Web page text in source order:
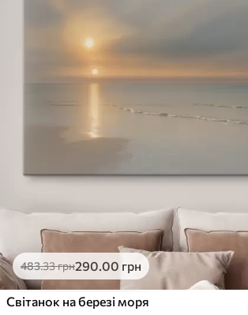
483.33грн290.00 грн
Світанок на березі моря